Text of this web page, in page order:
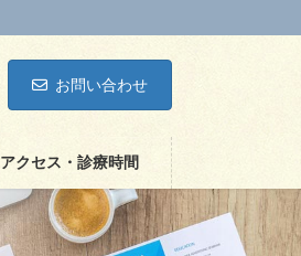
お問い合わせ
アクセス・診療時間